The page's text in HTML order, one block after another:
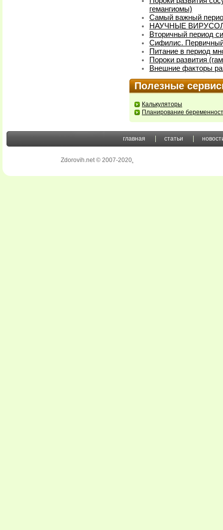
гемангиомы)
Самый важный
НАУЧНЫЕ
Вторичный период
Сифилис. Первичный
Питание в период
Пороки развития
Внешние факторы
Полезные
Калькуляторы
Планирование
главная статьи
Zdorovih.net © 2007-2020